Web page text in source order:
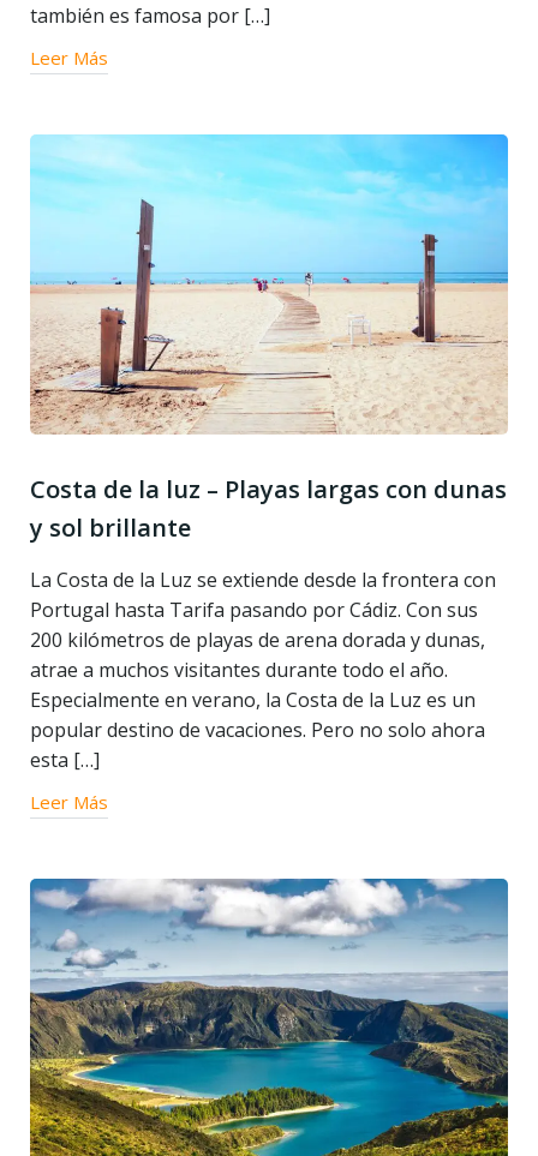
también es famosa por […]
Leer Más
Costa de la luz – Playas largas con dunas
y sol brillante
La Costa de la Luz se extiende desde la frontera con
Portugal hasta Tarifa pasando por Cádiz. Con sus
200 kilómetros de playas de arena dorada y dunas,
atrae a muchos visitantes durante todo el año.
Especialmente en verano, la Costa de la Luz es un
popular destino de vacaciones. Pero no solo ahora
esta […]
Leer Más